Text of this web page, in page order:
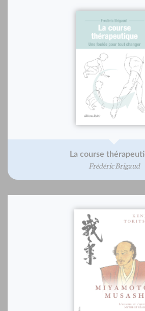
La course
Frédéric Brigaud